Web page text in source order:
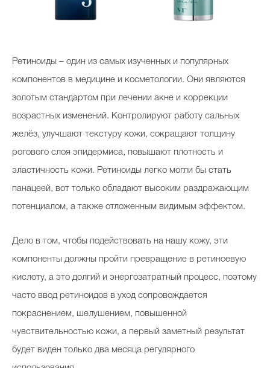
Ретиноиды – один из самых изученных и популярных
компонентов в медицине и косметологии. Они являются
золотым стандартом при лечении акне и коррекции
возрастных изменений. Контролируют работу сальных
желёз, улучшают текстуру кожи, сокращают толщину
рогового слоя эпидермиса, повышают плотность и
эластичность кожи. Ретиноиды легко могли бы стать
панацеей, вот только обладают высоким раздражающим
потенциалом, а также отложенным видимым эффектом.
Дело в том, чтобы подействовать на нашу кожу, эти
компоненты должны пройти превращение в ретиноевую
кислоту, а это долгий и энергозатратный процесс, поэтому
часто ввод ретиноидов в уход сопровождается
покраснением, шелушением, повышенной
чувствительностью кожи, а первый заметный результат
будет виден только два месяца регулярного